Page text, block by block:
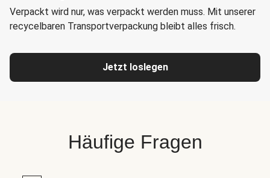
Verpackt wird nur, was verpackt werden muss. Mit unserer
recycelbaren Transportverpackung bleibt alles frisch.
Jetzt loslegen
Häufige Fragen